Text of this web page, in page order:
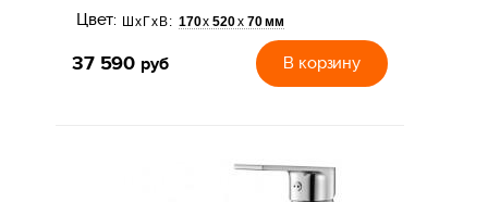
Цвет: ШхГхВ: 170х 520х 70 мм
37 590 руб В корзину